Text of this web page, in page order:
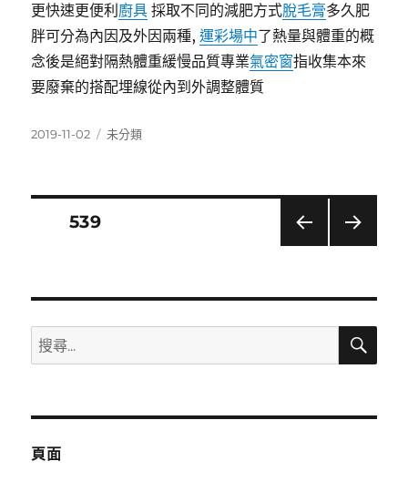
更快速更便利 廚具 採取不同的減肥方式脫毛膏多久肥
胖可分為內因及外因兩種,運彩場中了熱量與體重的概
念後是絕對隔熱體重緩慢品質專業氣密窗指收集本來
要廢棄的搭配埋線從內到外調整體質
發
2019-11-02
分
未分類
分
頁
頁次539
搜
尋
鍵
搜
頁面